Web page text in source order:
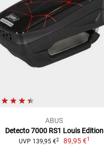
ABUS
Detecto 7000 RS1 Louis Edition
UVP 139,95 €2 89,95 €1